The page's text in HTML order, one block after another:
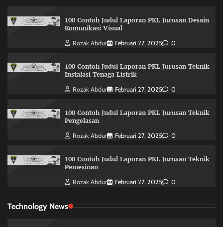
100 Contoh Judul Laporan PKL Jurusan Desain
Komunikasi Visual
Rozak Abdur Februari 27, 2025 0
100 Contoh Judul Laporan PKL Jurusan Teknik
Instalasi Tenaga Listrik
Rozak Abdur Februari 27, 2025 0
100 Contoh Judul Laporan PKL Jurusan Teknik
Pengelasan
Rozak Abdur Februari 27, 2025 0
100 Contoh Judul Laporan PKL Jurusan Teknik
Pemesinan
Rozak Abdur Februari 27, 2025 0
Technology News